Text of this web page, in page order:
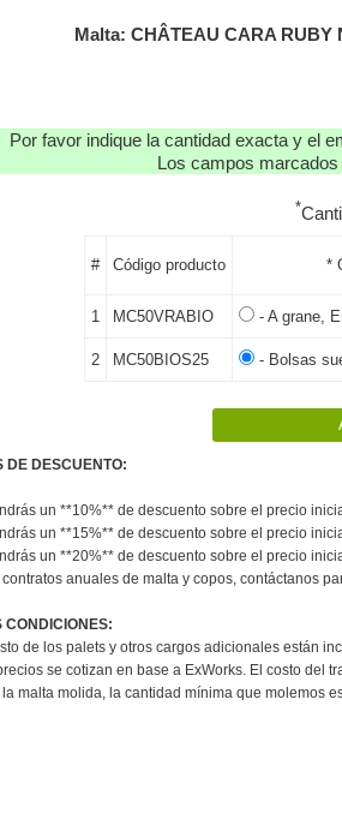
Malta: CHÂTEAU CARA RUBY
Por favor indique la cantidad exacta y el
Los campos
*
# Código producto *
1 MC50VRABIO - A grane,
2 MC50BIOS25 - Bolsas
DE DESCUENTO:
un **10%** de descuento sobre el precio
un **15%** de descuento sobre el precio
un **20%** de descuento sobre el precio
anuales de malta y copos, contáctanos
CONDICIONES:
de los palets y otros cargos adicionales están
se cotizan en base a ExWorks. El costo del
malta molida, la cantidad mínima que molemos